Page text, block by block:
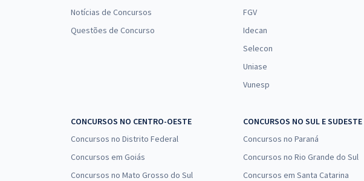
Notícias de Concursos
Questões de Concurso
FGV
Idecan
Selecon
Uniase
Vunesp
CONCURSOS NO CENTRO-OESTE
Concursos no Distrito Federal
Concursos em Goiás
Concursos no Mato Grosso do Sul
CONCURSOS NO SUL E SUDESTE
Concursos no Paraná
Concursos no Rio Grande do Sul
Concursos em Santa Catarina